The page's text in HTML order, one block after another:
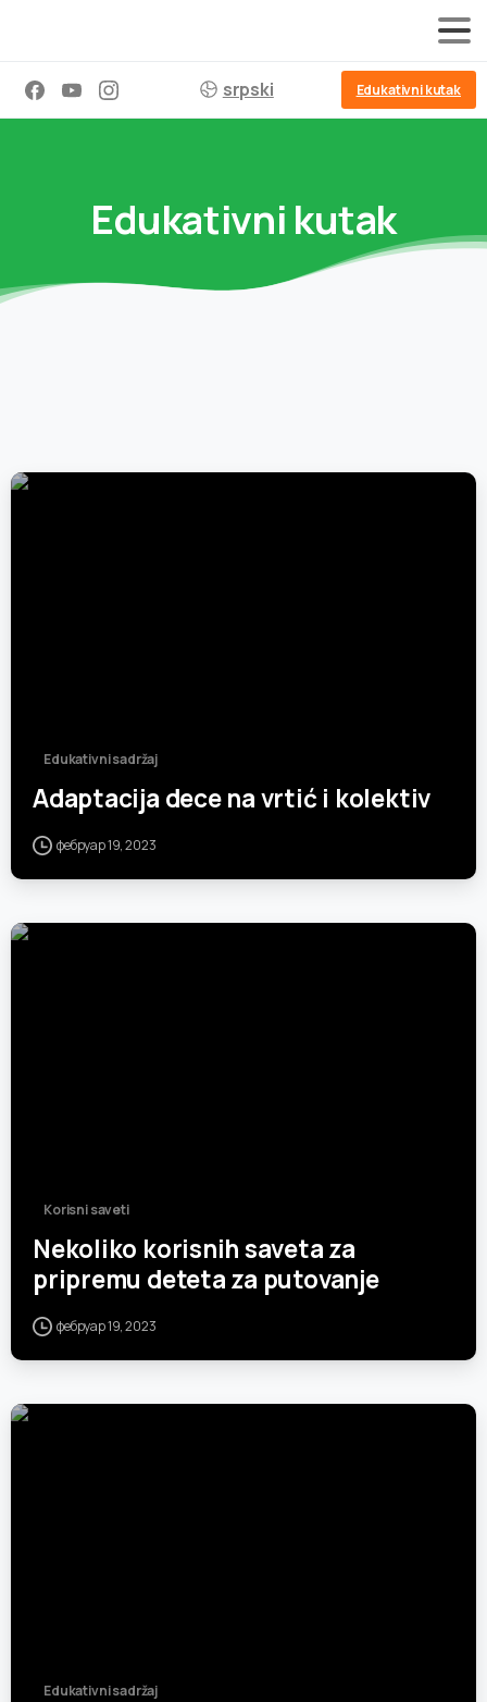
srpski Edukativni kutak
Edukativni kutak
Edukativni sadržaj
Adaptacija dece na vrtić i kolektiv
фебруар 19, 2023
Korisni saveti
Nekoliko korisnih saveta za
pripremu deteta za putovanje
фебруар 19, 2023
Edukativni sadržaj